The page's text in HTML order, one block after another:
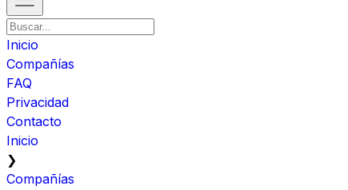
Inicio
Compañías
FAQ
Privacidad
Contacto
Inicio
❯
Compañías